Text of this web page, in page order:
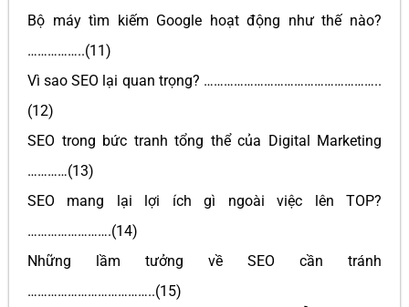
Bộ máy tìm kiếm Google hoạt động như thế nào?
……………..(11)
Vì sao SEO lại quan trọng? ……………………………………………..
(12)
SEO trong bức tranh tổng thể của Digital Marketing
…………(13)
SEO mang lại lợi ích gì ngoài việc lên TOP?
…………………….(14)
Những lầm tưởng về SEO cần tránh
………………………………..(15)